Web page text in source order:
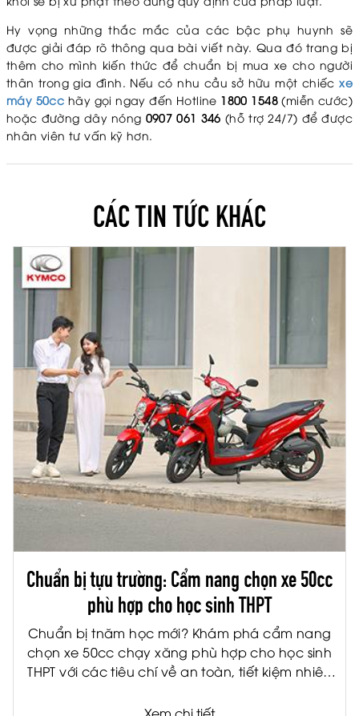
Hy vọng những thắc mắc của các bậc phụ huynh sẽ
được giải đáp rõ thông qua bài viết này. Qua đó trang bị
thêm cho mình kiến thức để chuẩn bị mua xe cho người
thân trong gia đình. Nếu có nhu cầu sở hữu một chiếcxe
máy 50cc hãy gọi ngay đến Hotline 1800 1548 (miễn cước)
hoặc đường dây nóng 0907 061 346 (hỗ trợ 24/7) để được
nhân viên tư vấn kỹ hơn.
CÁC TIN TỨC KHÁC
Chuẩn bị tựu trường: Cẩm nang chọn xe 50cc
phù hợp cho học sinh THPT
Chuẩn bị tnăm học mới? Khám phá cẩm nang
chọn xe 50cc chạy xăng phù hợp cho học sinh
THPT với các tiêu chí về an toàn, tiết kiệm nhiên